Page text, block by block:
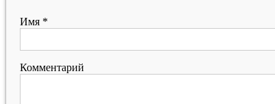
Имя *
Комментарий